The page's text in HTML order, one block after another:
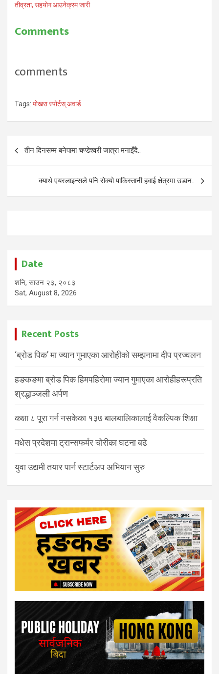
तीव्रता, सहयोग आउनेक्रम जारी
Comments
comments
Tags: पोखरा स्पोर्टस् अवार्ड
Post
navigation
तीन दिनसम्म बनेपामा चण्डेश्वरी जात्रा मनाइँदै..
क्याथे एयरलाइन्सले पनि रोक्यो पाकिस्तानी हवाई क्षेत्रमा उडान..
Date
शनि, साउन २३, २०८३
Sat, August 8, 2026
Recent Posts
‘ब्रोड पिक’ मा ज्यान गुमाएका आरोहीको सम्झनामा दीप प्रज्वलन
हङकङमा ब्रोड पिक हिमपहिरोमा ज्यान गुमाएका आरोहीहरूप्रति
श्रद्धाञ्जली अर्पण
कक्षा ८ पूरा गर्न नसकेका १३७ बालबालिकालाई वैकल्पिक शिक्षा
मधेस प्रदेशमा ट्रान्सफर्मर चोरीका घटना बढे
युवा उद्यमी तयार पार्न स्टार्टअप अभियान सुरु